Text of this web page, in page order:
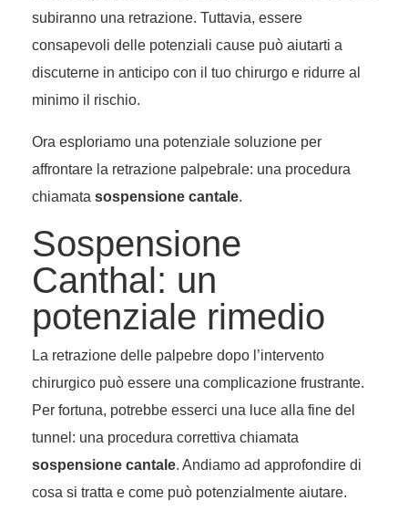
subiranno una retrazione. Tuttavia, essere
consapevoli delle potenziali cause può aiutarti a
discuterne in anticipo con il tuo chirurgo e ridurre al
minimo il rischio.
Ora esploriamo una potenziale soluzione per
affrontare la retrazione palpebrale: una procedura
chiamata sospensione cantale.
Sospensione
Canthal: un
potenziale rimedio
La retrazione delle palpebre dopo l’intervento
chirurgico può essere una complicazione frustrante.
Per fortuna, potrebbe esserci una luce alla fine del
tunnel: una procedura correttiva chiamata
sospensione cantale. Andiamo ad approfondire di
cosa si tratta e come può potenzialmente aiutare.